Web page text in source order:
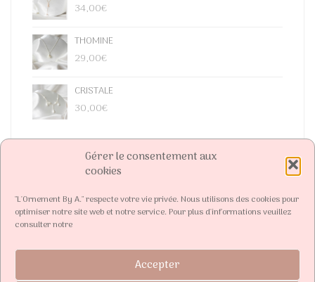
Gérer le consentement aux
cookies
"L'Ornement By A." respecte votre vie privée. Nous utilisons des cookies pour
optimiser notre site web et notre service. Pour plus d'informations veuillez
consulter notre
Accepter
34,00€
THOMINE
29,00€
CRISTALE
30,00€